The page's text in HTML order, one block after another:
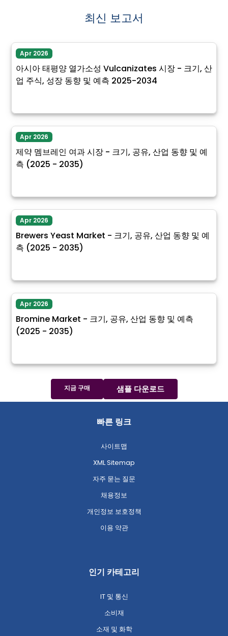
최신 보고서
Apr 2026
아시아 태평양 열가소성 Vulcanizates 시장 - 크기, 산
업 주식, 성장 동향 및 예측 2025-2034
Apr 2026
제약 멤브레인 여과 시장 - 크기, 공유, 산업 동향 및 예
측 (2025 - 2035)
Apr 2026
Brewers Yeast Market - 크기, 공유, 산업 동향 및 예
측 (2025 - 2035)
Apr 2026
Bromine Market - 크기, 공유, 산업 동향 및 예측
(2025 - 2035)
지금 구매 샘플 다운로드
빠른 링크
사이트맵
XML Sitemap
자주 묻는 질문
채용정보
개인정보 보호정책
이용 약관
인기 카테고리
IT 및 통신
소비재
소재 및 화학